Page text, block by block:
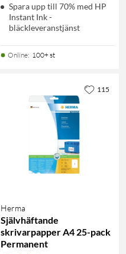
Spara upp till 70% med HP
Instant Ink -
bläckleveranstjänst
Online: 100+ st
Herma
Självhäftande
skrivarpapper A4 25-pack
Permanent
115